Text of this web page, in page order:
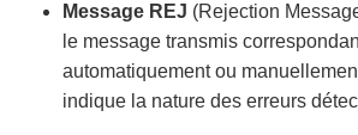
Message REJ (Rejection
le message transmis
automatiquement ou
indique la nature des erreurs